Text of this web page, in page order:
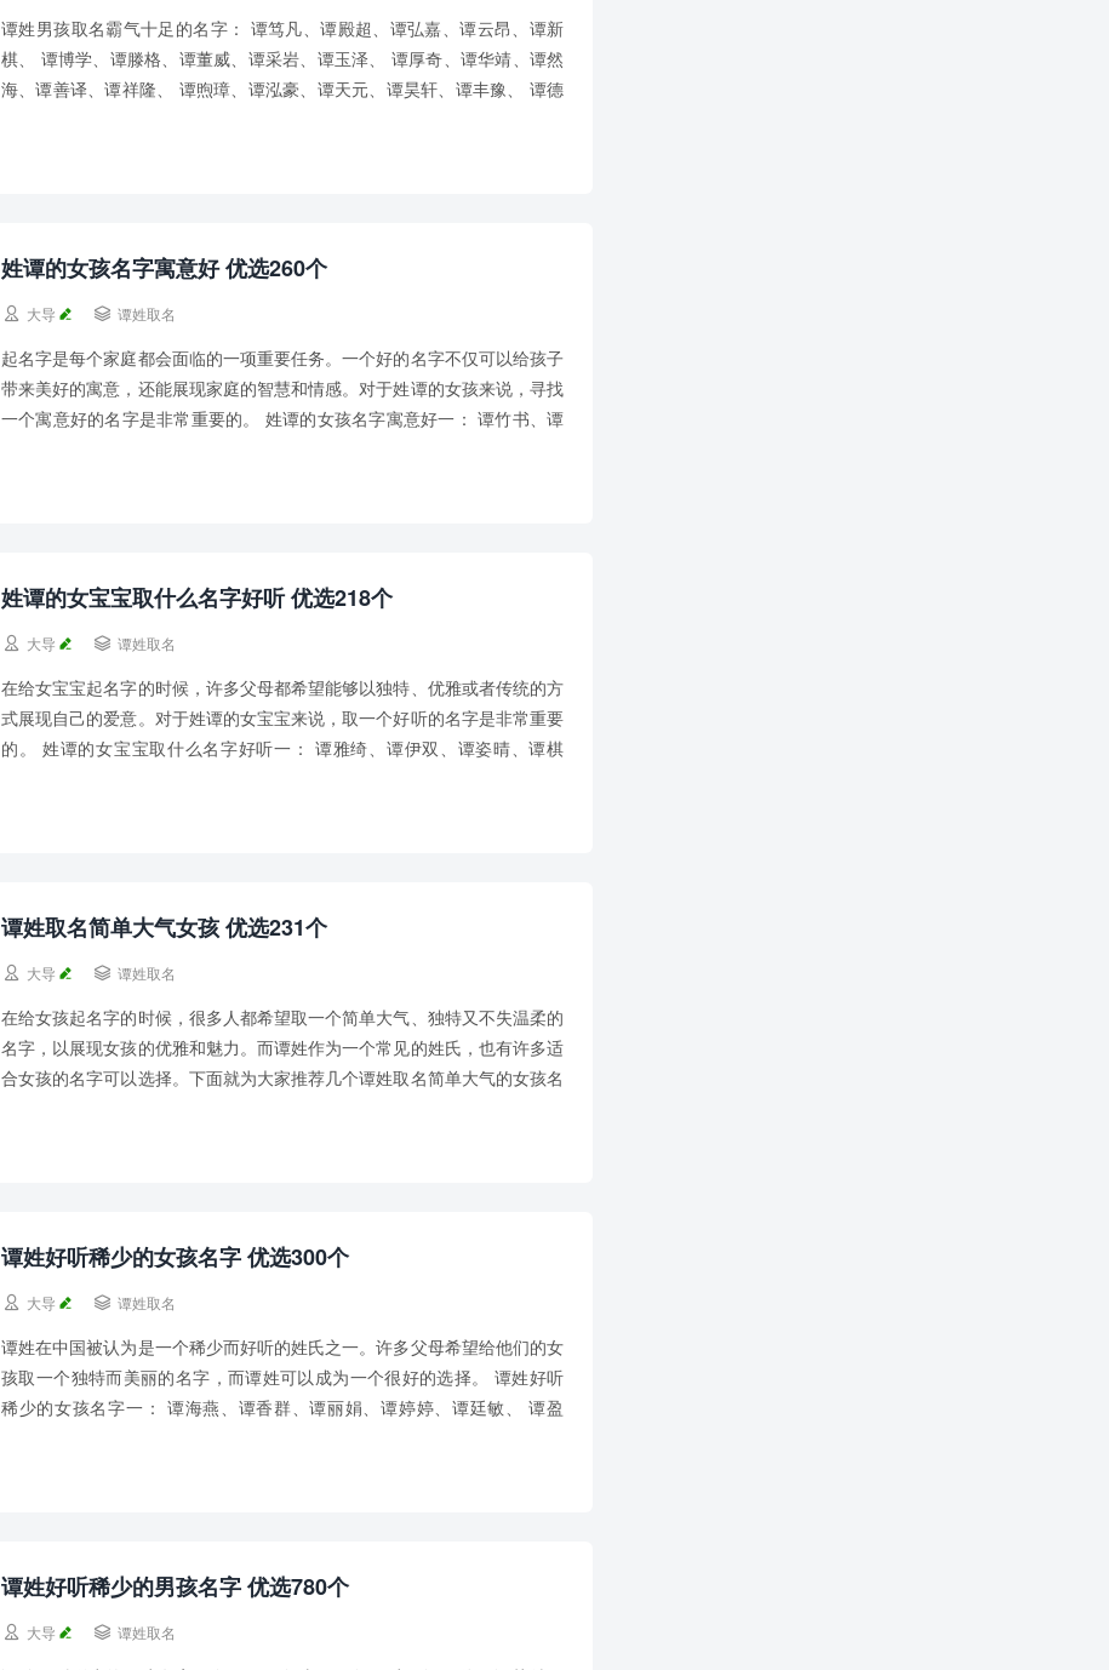
谭姓男孩取名霸气十足的名字： 谭笃凡、谭殿超、谭弘嘉、谭云昂、谭新
棋、 谭博学、谭滕格、谭董威、谭采岩、谭玉泽、 谭厚奇、谭华靖、谭然
海、谭善译、谭祥隆、 谭煦璋、谭泓豪、谭天元、谭昊轩、谭丰豫、 谭德
姓谭的女孩名字寓意好 优选260个
 大导  谭姓取名
起名字是每个家庭都会面临的一项重要任务。一个好的名字不仅可以给孩子
带来美好的寓意，还能展现家庭的智慧和情感。对于姓谭的女孩来说，寻找
一个寓意好的名字是非常重要的。 姓谭的女孩名字寓意好一： 谭竹书、谭
姓谭的女宝宝取什么名字好听 优选218个
 大导  谭姓取名
在给女宝宝起名字的时候，许多父母都希望能够以独特、优雅或者传统的方
式展现自己的爱意。对于姓谭的女宝宝来说，取一个好听的名字是非常重要
的。 姓谭的女宝宝取什么名字好听一： 谭雅绮、谭伊双、谭姿晴、谭棋
谭姓取名简单大气女孩 优选231个
 大导  谭姓取名
在给女孩起名字的时候，很多人都希望取一个简单大气、独特又不失温柔的
名字，以展现女孩的优雅和魅力。而谭姓作为一个常见的姓氏，也有许多适
合女孩的名字可以选择。下面就为大家推荐几个谭姓取名简单大气的女孩名
谭姓好听稀少的女孩名字 优选300个
 大导  谭姓取名
谭姓在中国被认为是一个稀少而好听的姓氏之一。许多父母希望给他们的女
孩取一个独特而美丽的名字，而谭姓可以成为一个很好的选择。 谭姓好听
稀少的女孩名字一： 谭海燕、谭香群、谭丽娟、谭婷婷、谭廷敏、 谭盈
谭姓好听稀少的男孩名字 优选780个
 大导  谭姓取名